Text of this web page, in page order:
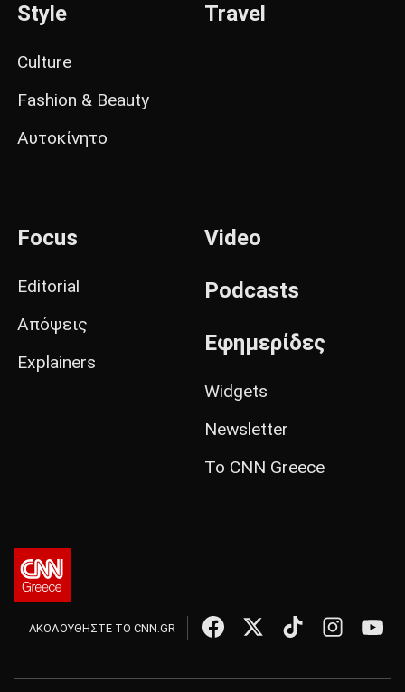
Style
Culture
Fashion & Beauty
Αυτοκίνητο
Travel
Focus
Editorial
Απόψεις
Explainers
Video
Podcasts
Εφημερίδες
Widgets
Newsletter
Το CNN Greece
ΑΚΟΛΟΥΘΗΣΤΕ ΤΟ CNN.GR